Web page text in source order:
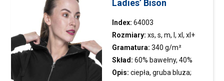
Ladies’ Bison
Index: 64003
Rozmiary: xs, s, m, l, xl, xl+
Gramatura: 340 g/m²
Skład: 60% bawełny, 40%
poliestru; kolor 34: 75%
Opis: ciepła, gruba bluza;